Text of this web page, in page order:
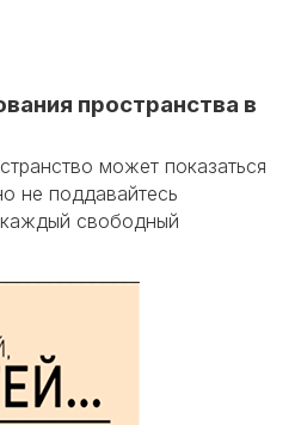
пространства в
может показаться
не поддавайтесь
свободный